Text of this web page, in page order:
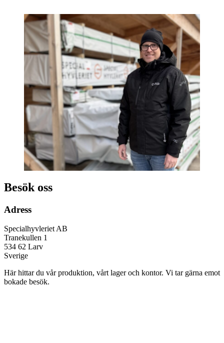
Besök oss
Adress
Specialhyvleriet AB
Tranekullen 1
534 62 Larv
Sverige
Här hittar du vår produktion, vårt lager och kontor. Vi tar gärna emot
bokade besök.